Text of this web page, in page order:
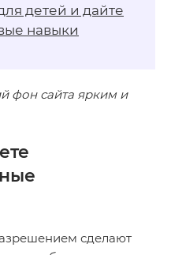
детей и дайте
навыки
фон сайта ярким и
сделают